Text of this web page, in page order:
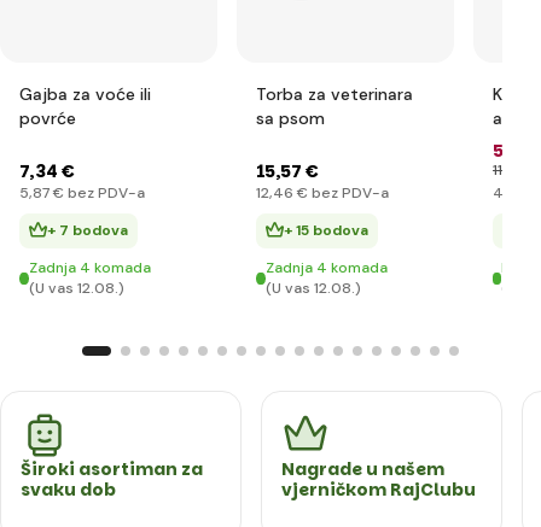
Gajba za voće ili
povrće
7,34 €
5,87 € bez PDV-a
+ 7 bodova
Zadnja 4 komada
(U vas 12.08.)
Torba za veterinara
sa psom
15,57 €
12,46 € bez PDV-a
+ 15 bodova
Zadnja 4 komada
(U vas 12.08.)
5
11
4
Na
(U
Široki asortiman za
svaku dob
Nagrade u našem
vjerničkom RajClubu